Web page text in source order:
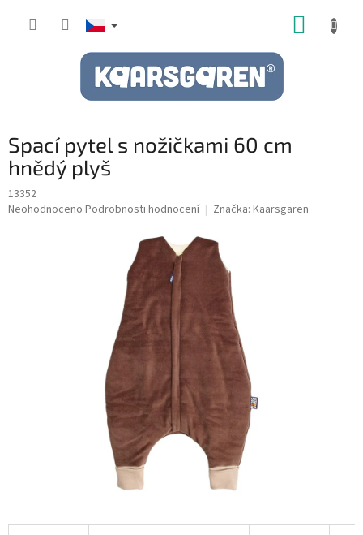
Spací pytel s nožičkami 60 cm
hnědý plyš
13352
Průměrné
Neohodnoceno Podrobnosti hodnocení Značka: Kaarsgaren